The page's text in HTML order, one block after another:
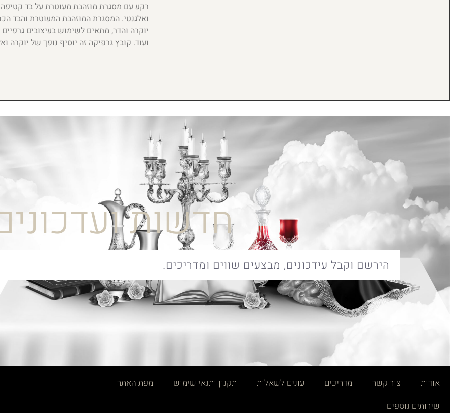
רקע עם מסגרת מוזהבת מעוטרת על בד
ואלגנטי. המסגרת המוזהבת המעוטרת והבד
יוקרה והדר, מתאים לשימוש בעיצובים
ועוד. קובץ גרפיקה זה יוסיף נופך של יוקרה
חדשות
אודות צור קשר מדריכים עונים לשאלות תקנון ותנאי שימוש
מפת האתר
שירותים נוספים